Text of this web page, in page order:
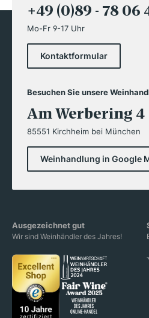
+49 (0)89 - 78 06
Mo-Fr 9-17 Uhr
Kontaktformular
Besuchen Sie unsere
Am Werbering 4
85551 Kirchheim bei München
Weinhandlung in Google
Ausgezeichnet gut
Wir sind Weinhändler des Jahres!